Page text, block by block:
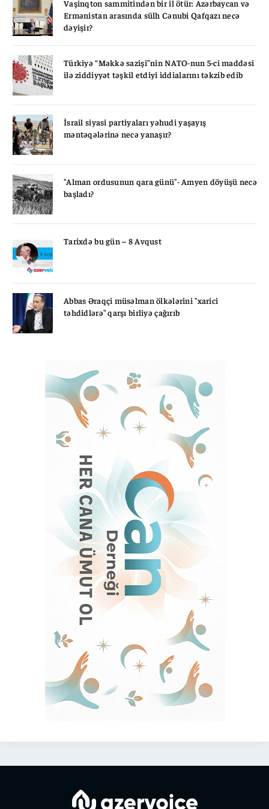
Vaşinqton sammitindən bir il ötür: Azərbaycan və
Ermənistan arasında sülh Cənubi Qafqazı necə
dəyişir?
Türkiyə “Məkkə sazişi”nin NATO-nun 5-ci maddəsi
ilə ziddiyyət təşkil etdiyi iddialarını təkzib edib
İsrail siyasi partiyaları yəhudi yaşayış
məntəqələrinə necə yanaşır?
"Alman ordusunun qara günü"- Amyen döyüşü necə
başladı?
Tarixdə bu gün – 8 Avqust
Abbas Əraqçi müsəlman ölkələrini "xarici
təhdidlərə" qarşı birliyə çağırıb